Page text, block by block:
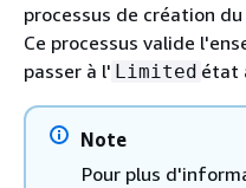
processus de création
Ce processus valide
passer à l' Limited état
Note
Pour plus